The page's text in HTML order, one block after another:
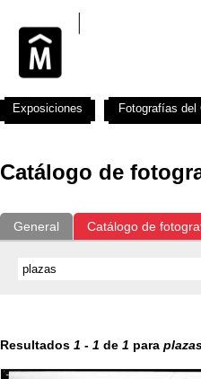
Catálogo de
General Catálogo de
Resultados 1 - 1 de 1 para
Exposiciones Fotografías del